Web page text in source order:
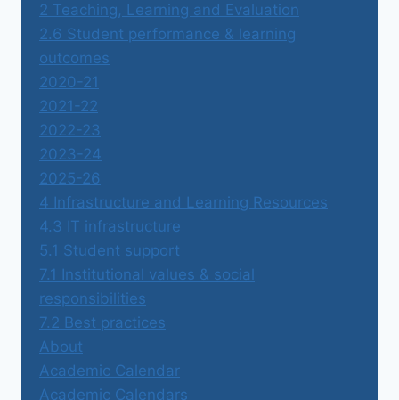
2 Teaching, Learning and Evaluation
2.6 Student performance & learning
outcomes
2020-21
2021-22
2022-23
2023-24
2025-26
4 Infrastructure and Learning Resources
4.3 IT infrastructure
5.1 Student support
7.1 Institutional values & social
responsibilities
7.2 Best practices
About
Academic Calendar
Academic Calendars